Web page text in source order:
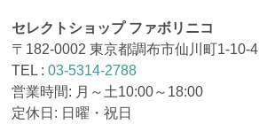
セレクトショップ ファボリニコ
〒182-0002 東京都調布市仙川町1-10-4
TEL :03-5314-2788
営業時間: 月～土10:00～18:00
定休日: 日曜・祝日